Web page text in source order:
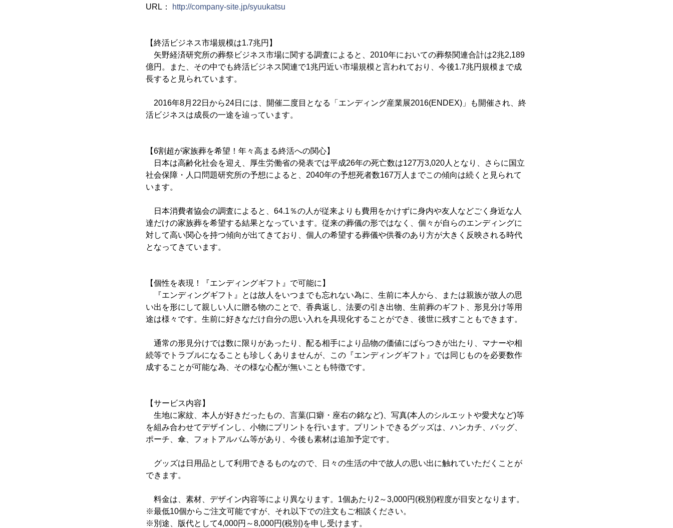
URL： http://company-site.jp/syuukatsu
【終活ビジネス市場規模は1.7兆円】
矢野経済研究所の葬祭ビジネス市場に関する調査によると、2010年においての葬祭関連合計は2兆2,189
億円。また、その中でも終活ビジネス関連で1兆円近い市場規模と言われており、今後1.7兆円規模まで成
長すると見られています。
2016年8月22日から24日には、開催二度目となる「エンディング産業展2016(ENDEX)」も開催され、終
活ビジネスは成長の一途を辿っています。
【6割超が家族葬を希望！年々高まる終活への関心】
日本は高齢化社会を迎え、厚生労働省の発表では平成26年の死亡数は127万3,020人となり、さらに国立
社会保障・人口問題研究所の予想によると、2040年の予想死者数167万人までこの傾向は続くと見られて
います。
日本消費者協会の調査によると、64.1％の人が従来よりも費用をかけずに身内や友人などごく身近な人
達だけの家族葬を希望する結果となっています。従来の葬儀の形ではなく、個々が自らのエンディングに
対して高い関心を持つ傾向が出てきており、個人の希望する葬儀や供養のあり方が大きく反映される時代
となってきています。
【個性を表現！『エンディングギフト』で可能に】
『エンディングギフト』とは故人をいつまでも忘れない為に、生前に本人から、または親族が故人の思
い出を形にして親しい人に贈る物のことで、香典返し、法要の引き出物、生前葬のギフト、形見分け等用
途は様々です。生前に好きなだけ自分の思い入れを具現化することができ、後世に残すこともできます。
通常の形見分けでは数に限りがあったり、配る相手により品物の価値にばらつきが出たり、マナーや相
続等でトラブルになることも珍しくありませんが、この『エンディングギフト』では同じものを必要数作
成することが可能な為、その様な心配が無いことも特徴です。
【サービス内容】
生地に家紋、本人が好きだったもの、言葉(口癖・座右の銘など)、写真(本人のシルエットや愛犬など)等
を組み合わせてデザインし、小物にプリントを行います。プリントできるグッズは、ハンカチ、バッグ、
ポーチ、傘、フォトアルバム等があり、今後も素材は追加予定です。
グッズは日用品として利用できるものなので、日々の生活の中で故人の思い出に触れていただくことが
できます。
料金は、素材、デザイン内容等により異なります。1個あたり2～3,000円(税別)程度が目安となります。
※最低10個からご注文可能ですが、それ以下での注文もご相談ください。
※別途、版代として4,000円～8,000円(税別)を申し受けます。